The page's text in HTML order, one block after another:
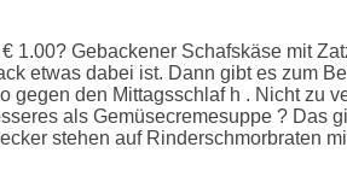
1.00? Gebackener Schafskäse mit
etwas dabei ist. Dann gibt es zum
den Mittagsschlaf h . Nicht zu
als Gemüsecremesuppe ? Das
stehen auf Rinderschmorbraten